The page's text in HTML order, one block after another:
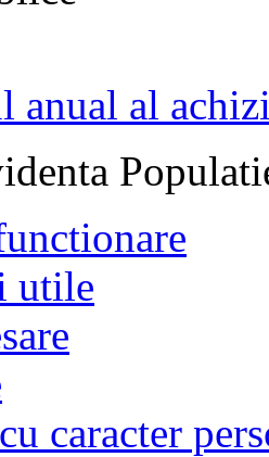
anual al
utile
caracter